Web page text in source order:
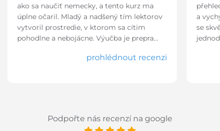
ako sa naučiť nemecky, a tento kurz ma
úplne očaril. Mladý a nadšený tím lektorov
vytvoril prostredie, v ktorom sa cítim
pohodlne a nebojácne. Výučba je prepra...
prohlédnout recenzi
a
se
Podpořte nás recenzí na google